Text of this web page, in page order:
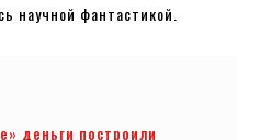
научной фантастикой.
деньги построили